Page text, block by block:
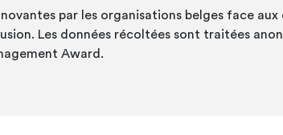
par les organisations belges face
Les données récoltées sont traitées
Award.